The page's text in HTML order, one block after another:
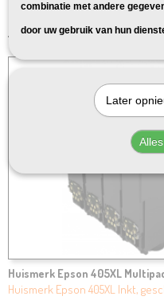
Huismerk Epson 405XL
Huismerk Epson 405XL Inkt,
combinatie met andere
door uw gebruik van hun
Later